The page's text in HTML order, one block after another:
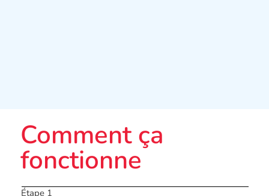
Comment ça
fonctionne
Étape 1